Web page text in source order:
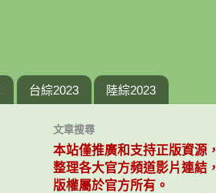
台綜2023 陸綜2023
文章搜尋
本站僅推廣和支持正版資源，
整理各大官方頻道影片連結，
版權屬於官方所有。